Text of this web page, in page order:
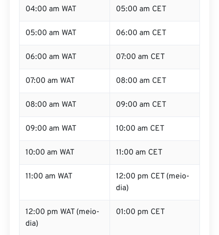
04:00 am WAT 05:00 am CET
05:00 am WAT 06:00 am CET
06:00 am WAT 07:00 am CET
07:00 am WAT 08:00 am CET
08:00 am WAT 09:00 am CET
09:00 am WAT 10:00 am CET
10:00 am WAT 11:00 am CET
11:00 am WAT
12:00 pm CET (meio-
dia)
12:00 pm WAT (meio-
dia)
01:00 pm CET